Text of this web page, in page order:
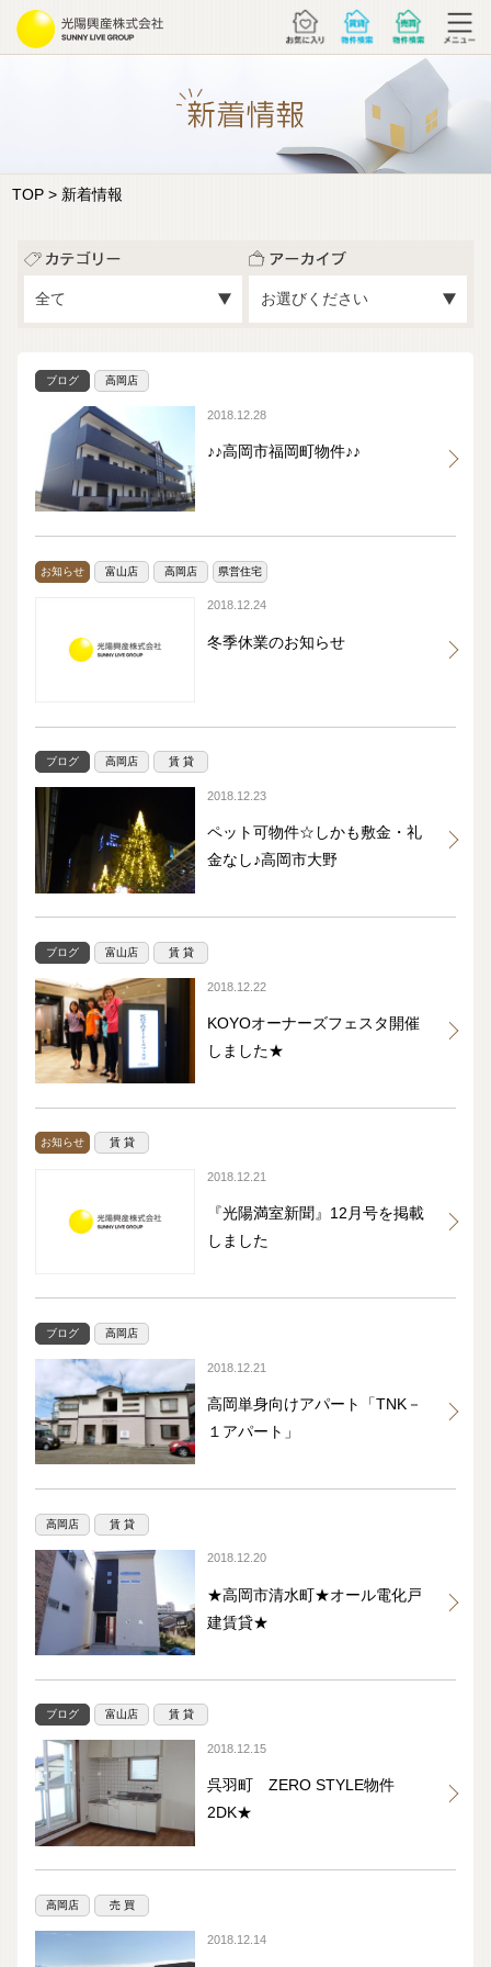
TOP> 新着情報
ブログ 高岡店
2018.12.28
♪♪高岡市福岡町物件♪♪
お知らせ 富山店 高岡店 県営住宅
2018.12.24
冬季休業のお知らせ
ブログ 高岡店 賃 貸
2018.12.23
ペット可物件☆しかも敷金・礼
金なし♪高岡市大野
ブログ 富山店 賃 貸
2018.12.22
KOYOオーナーズフェスタ開催
しました★
お知らせ 賃 貸
2018.12.21
『光陽満室新聞』12月号を掲載
しました
ブログ 高岡店
2018.12.21
高岡単身向けアパート「TNK－
１アパート」
高岡店 賃 貸
2018.12.20
★高岡市清水町★オール電化戸
建賃貸★
ブログ 富山店 賃 貸
2018.12.15
呉羽町 ZERO STYLE物件
2DK★
高岡店 売 買
2018.12.14